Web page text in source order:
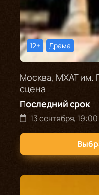
12+ Драма
Москва, МХАТ им.
сцена
Последний срок
13 сентября, 19:00